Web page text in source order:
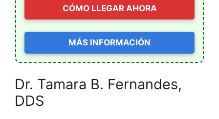
CÓMO LLEGAR AHORA
MÁS INFORMACIÓN
Dr. Tamara B. Fernandes,
DDS